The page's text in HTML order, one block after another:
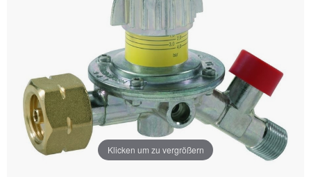
Klicken um zu vergrößern